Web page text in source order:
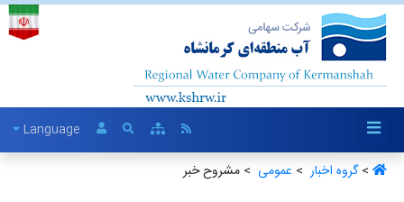
Language
>گروه اخبار ‏ > عمومی ‏ > مشروح خبر